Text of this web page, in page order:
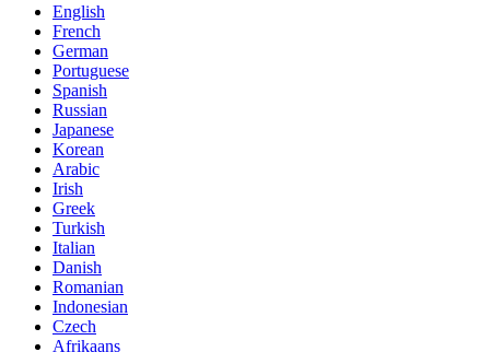
English
French
German
Portuguese
Spanish
Russian
Japanese
Korean
Arabic
Irish
Greek
Turkish
Italian
Danish
Romanian
Indonesian
Czech
Afrikaans